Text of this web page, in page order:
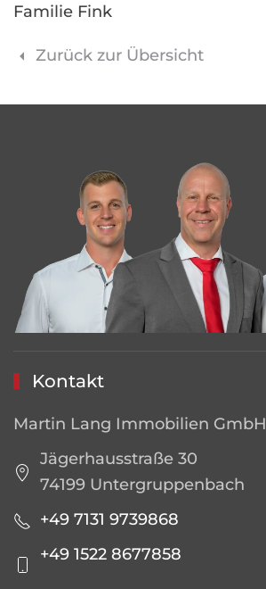
Familie Fink
Zurück zur Übersicht
Kontakt
Martin Lang Immobilien GmbH
Jägerhausstraße 30
74199 Untergruppenbach
+49 7131 9739868
+49 1522 8677858